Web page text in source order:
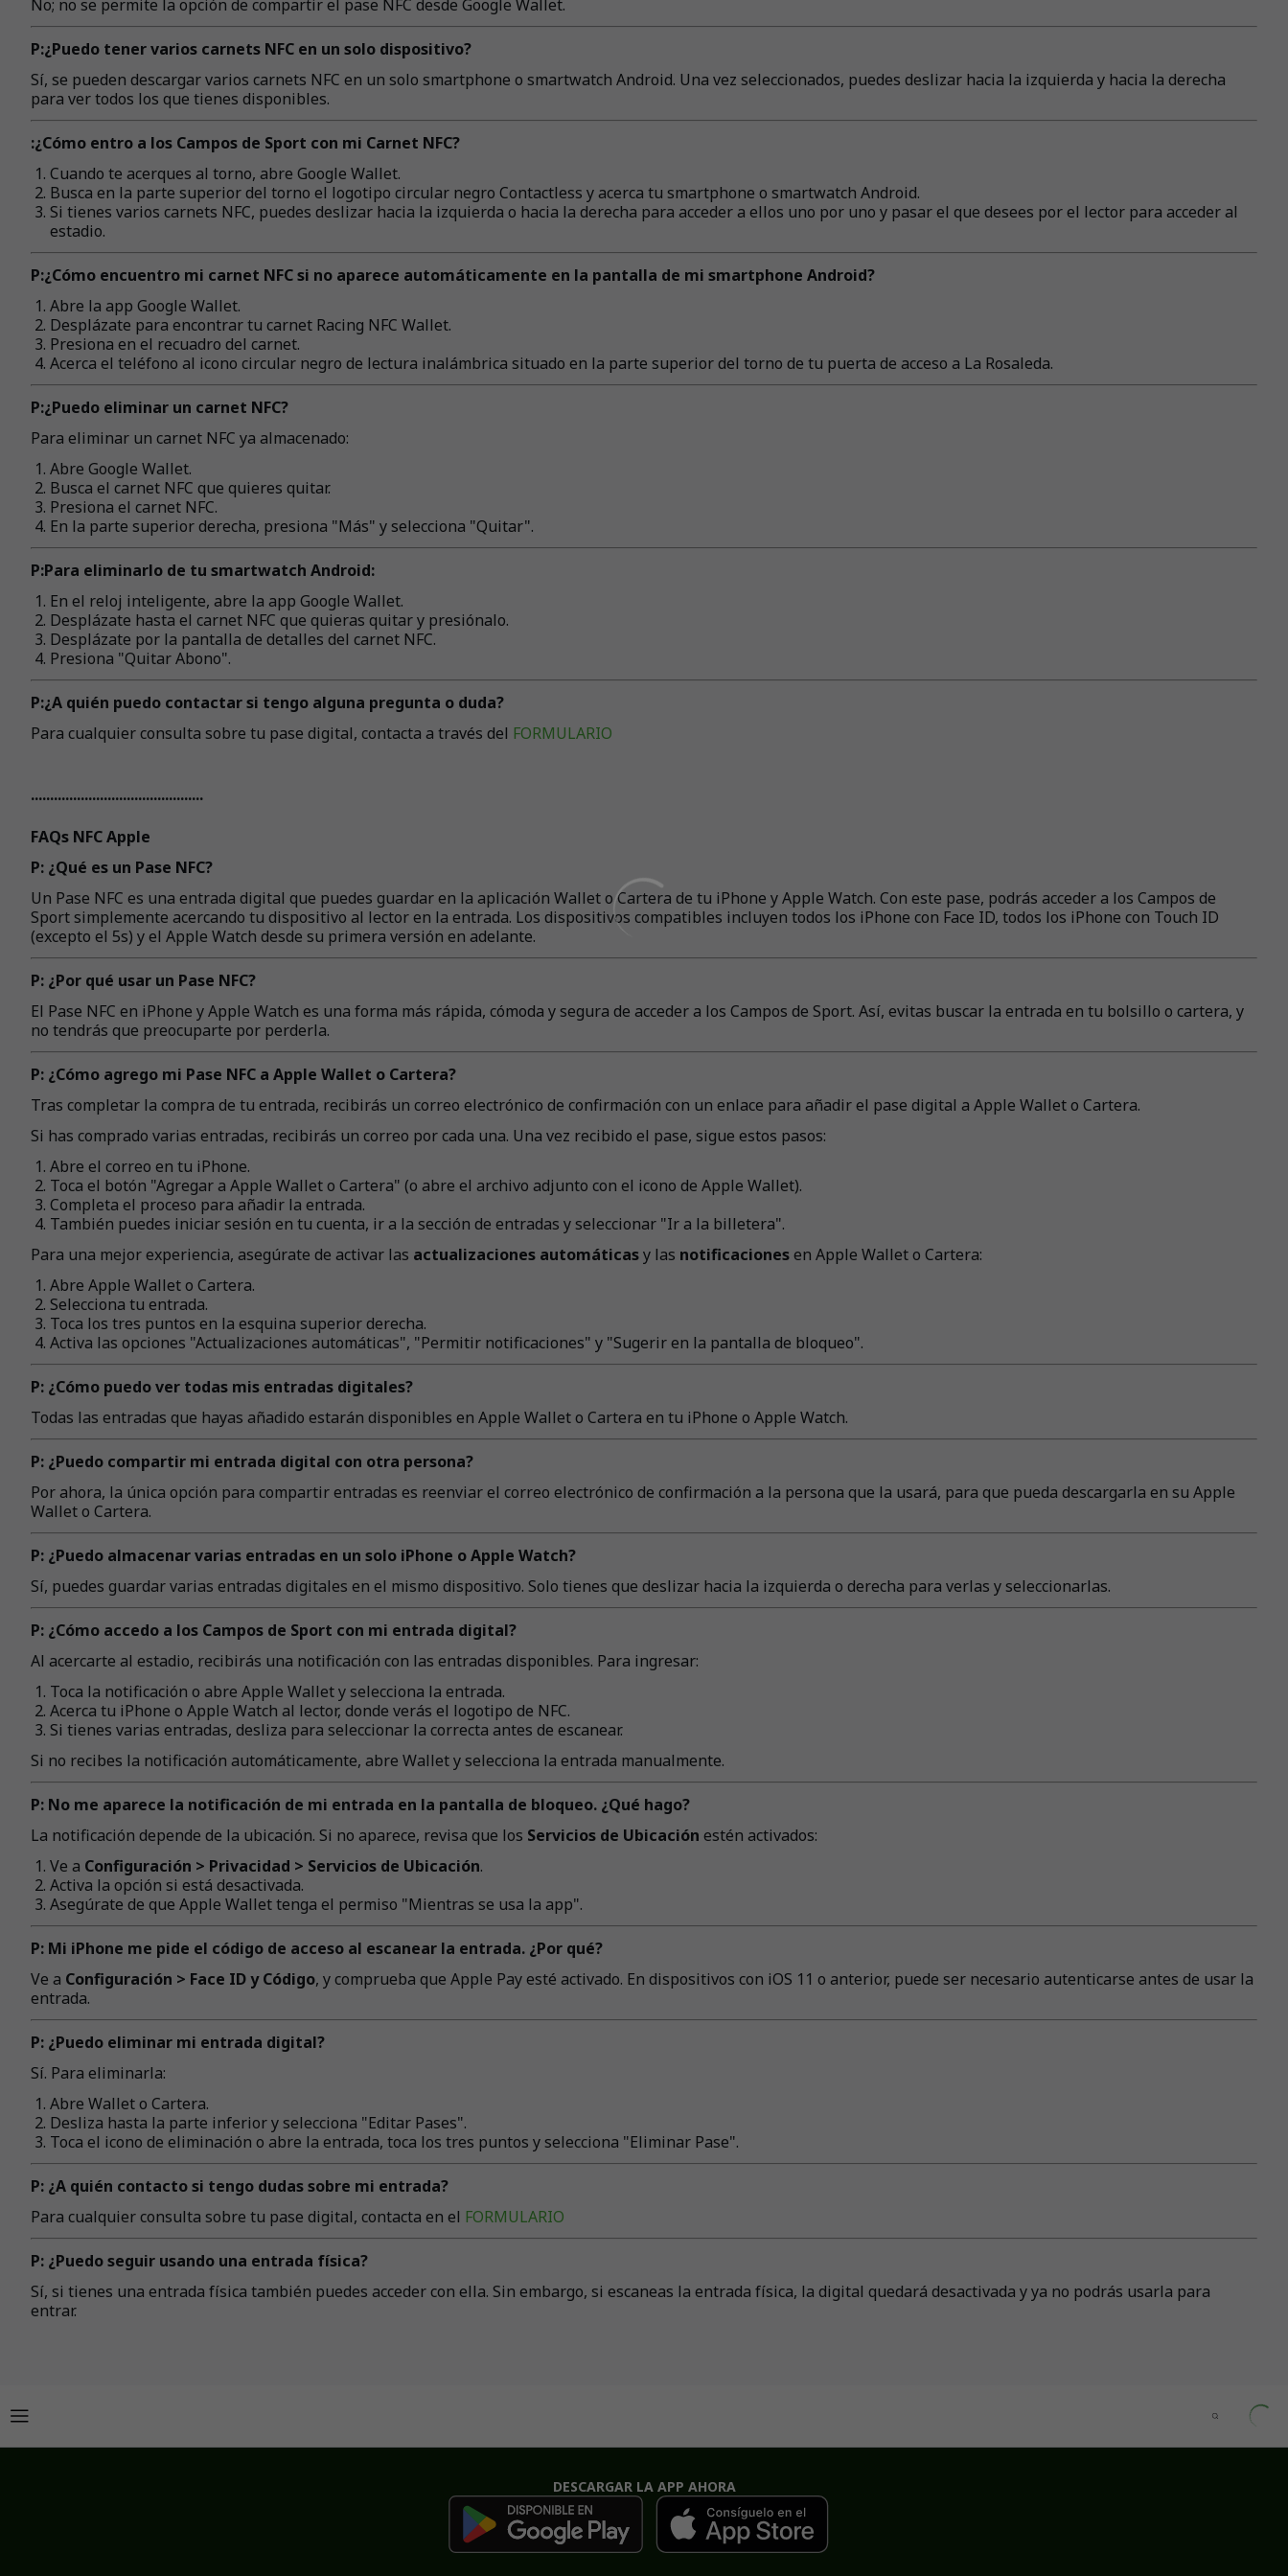
No; no se permite la opción de compartir el pase NFC desde Google Wallet.
P:¿Puedo tener varios carnets NFC en un solo dispositivo?
Sí, se pueden descargar varios carnets NFC en un solo smartphone o smartwatch Android. Una vez seleccionados, puedes deslizar hacia la izquierda y hacia la derecha
para ver todos los que tienes disponibles.
:¿Cómo entro a los Campos de Sport con mi Carnet NFC?
Cuando te acerques al torno, abre Google Wallet.
Busca en la parte superior del torno el logotipo circular negro Contactless y acerca tu smartphone o smartwatch Android.
Si tienes varios carnets NFC, puedes deslizar hacia la izquierda o hacia la derecha para acceder a ellos uno por uno y pasar el que desees por el lector para acceder al
estadio.
P:¿Cómo encuentro mi carnet NFC si no aparece automáticamente en la pantalla de mi smartphone Android?
Abre la app Google Wallet.
Desplázate para encontrar tu carnet Racing NFC Wallet.
Presiona en el recuadro del carnet.
Acerca el teléfono al icono circular negro de lectura inalámbrica situado en la parte superior del torno de tu puerta de acceso a La Rosaleda.
P:¿Puedo eliminar un carnet NFC?
Para eliminar un carnet NFC ya almacenado:
Abre Google Wallet.
Busca el carnet NFC que quieres quitar.
Presiona el carnet NFC.
En la parte superior derecha, presiona "Más" y selecciona "Quitar".
P:Para eliminarlo de tu smartwatch Android:
En el reloj inteligente, abre la app Google Wallet.
Desplázate hasta el carnet NFC que quieras quitar y presiónalo.
Desplázate por la pantalla de detalles del carnet NFC.
Presiona "Quitar Abono".
P:¿A quién puedo contactar si tengo alguna pregunta o duda?
Para cualquier consulta sobre tu pase digital, contacta a través del FORMULARIO
.............................................
FAQs NFC Apple
P: ¿Qué es un Pase NFC?
Un Pase NFC es una entrada digital que puedes guardar en la aplicación Wallet o Cartera de tu iPhone y Apple Watch. Con este pase, podrás acceder a los Campos de
Sport simplemente acercando tu dispositivo al lector en la entrada. Los dispositivos compatibles incluyen todos los iPhone con Face ID, todos los iPhone con Touch ID
(excepto el 5s) y el Apple Watch desde su primera versión en adelante.
P: ¿Por qué usar un Pase NFC?
El Pase NFC en iPhone y Apple Watch es una forma más rápida, cómoda y segura de acceder a los Campos de Sport. Así, evitas buscar la entrada en tu bolsillo o cartera, y
no tendrás que preocuparte por perderla.
P: ¿Cómo agrego mi Pase NFC a Apple Wallet o Cartera?
Tras completar la compra de tu entrada, recibirás un correo electrónico de confirmación con un enlace para añadir el pase digital a Apple Wallet o Cartera.
Si has comprado varias entradas, recibirás un correo por cada una. Una vez recibido el pase, sigue estos pasos:
Abre el correo en tu iPhone.
Toca el botón "Agregar a Apple Wallet o Cartera" (o abre el archivo adjunto con el icono de Apple Wallet).
Completa el proceso para añadir la entrada.
También puedes iniciar sesión en tu cuenta, ir a la sección de entradas y seleccionar "Ir a la billetera".
Para una mejor experiencia, asegúrate de activar las actualizaciones automáticasy las notificacionesen Apple Wallet o Cartera:
Abre Apple Wallet o Cartera.
Selecciona tu entrada.
Toca los tres puntos en la esquina superior derecha.
Activa las opciones "Actualizaciones automáticas", "Permitir notificaciones" y "Sugerir en la pantalla de bloqueo".
P: ¿Cómo puedo ver todas mis entradas digitales?
Todas las entradas que hayas añadido estarán disponibles en Apple Wallet o Cartera en tu iPhone o Apple Watch.
P: ¿Puedo compartir mi entrada digital con otra persona?
Por ahora, la única opción para compartir entradas es reenviar el correo electrónico de confirmación a la persona que la usará, para que pueda descargarla en su Apple
Wallet o Cartera.
P: ¿Puedo almacenar varias entradas en un solo iPhone o Apple Watch?
Sí, puedes guardar varias entradas digitales en el mismo dispositivo. Solo tienes que deslizar hacia la izquierda o derecha para verlas y seleccionarlas.
P: ¿Cómo accedo a los Campos de Sport con mi entrada digital?
Al acercarte al estadio, recibirás una notificación con las entradas disponibles. Para ingresar:
Toca la notificación o abre Apple Wallet y selecciona la entrada.
Acerca tu iPhone o Apple Watch al lector, donde verás el logotipo de NFC.
Si tienes varias entradas, desliza para seleccionar la correcta antes de escanear.
Si no recibes la notificación automáticamente, abre Wallet y selecciona la entrada manualmente.
P: No me aparece la notificación de mi entrada en la pantalla de bloqueo. ¿Qué hago?
La notificación depende de la ubicación. Si no aparece, revisa que los Servicios de Ubicación estén activados:
Ve a Configuración > Privacidad > Servicios de Ubicación.
Activa la opción si está desactivada.
Asegúrate de que Apple Wallet tenga el permiso "Mientras se usa la app".
P: Mi iPhone me pide el código de acceso al escanear la entrada. ¿Por qué?
Ve a Configuración > Face ID y Código, y comprueba que Apple Pay esté activado. En dispositivos con iOS 11 o anterior, puede ser necesario autenticarse antes de usar la
entrada.
P: ¿Puedo eliminar mi entrada digital?
Sí. Para eliminarla:
Abre Wallet o Cartera.
Desliza hasta la parte inferior y selecciona "Editar Pases".
Toca el icono de eliminación o abre la entrada, toca los tres puntos y selecciona "Eliminar Pase".
P: ¿A quién contacto si tengo dudas sobre mi entrada?
Para cualquier consulta sobre tu pase digital, contacta en el FORMULARIO
P: ¿Puedo seguir usando una entrada física?
Sí, si tienes una entrada física también puedes acceder con ella. Sin embargo, si escaneas la entrada física, la digital quedará desactivada y ya no podrás usarla para
entrar.
DESCARGAR LA APP AHORA